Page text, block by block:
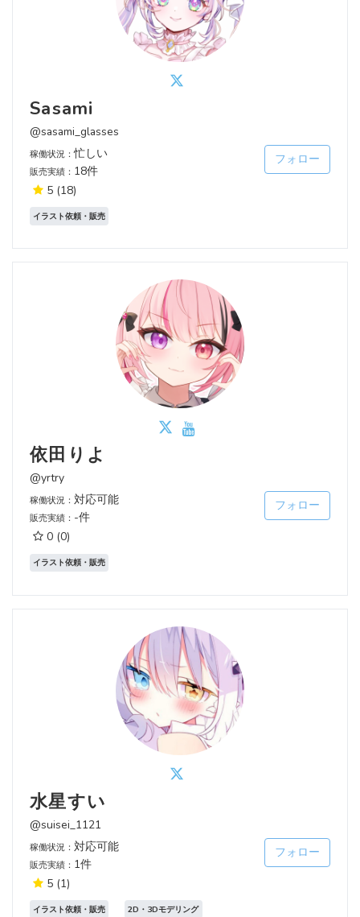
Sasami
@sasami_glasses
稼働状況：忙しい
販売実績： 18件
5 (18)
フォロー
イラスト依頼・販売
依田りよ
@yrtry
稼働状況： 対応可能
販売実績： -件
0 (0)
フォロー
イラスト依頼・販売
水星すい
@suisei_1121
稼働状況： 対応可能
販売実績： 1件
5 (1)
フォロー
イラスト依頼・販売 2D・3Dモデリング